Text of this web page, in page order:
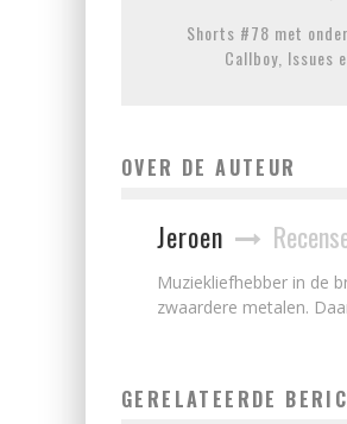
Shorts #78 met
Callboy, Issues
OVER DE AUTEUR
Jeroen
Muziekliefhebber in de
zwaardere metalen.
GERELATEERDE